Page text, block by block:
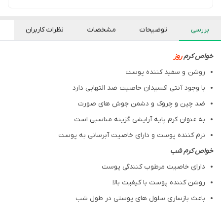
بررسی توضیحات مشخصات نظرات کاربران
خواص کرمروز
روشن و سفید کننده پوست
با وجود آنتی اکسیدان خاصیت ضد التهابی دارد
ضد چین و چروک و دشمن جوش های صورت
به عنوان کرم پایه آرایشی گزینه مناسبی است
نرم کننده پوست و دارای خاصیت آبرسانی به پوست
خواص کرم شب
دارای خاصیت مرطوب کنندگی پوست
روشن کننده پوست با کیفیت بالا
باعث بازساری سلول های پوستی در طول شب